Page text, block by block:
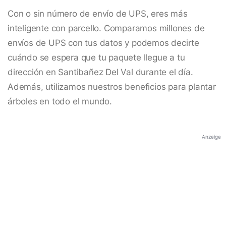
Con o sin número de envío de UPS, eres más
inteligente con parcello. Comparamos millones de
envíos de UPS con tus datos y podemos decirte
cuándo se espera que tu paquete llegue a tu
dirección en Santibañez Del Val durante el día.
Además, utilizamos nuestros beneficios para plantar
árboles en todo el mundo.
Anzeige